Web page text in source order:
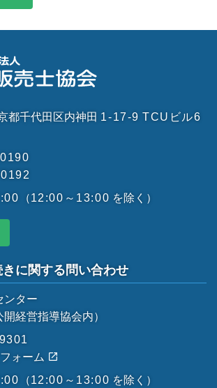
都千代田区内神田 1-17-9 TCUビル6
（12:00～13:00 を除く）
に関する問い合わせ
ンター
開経営指導協会内）
ォーム
（12:00～13:00 を除く）